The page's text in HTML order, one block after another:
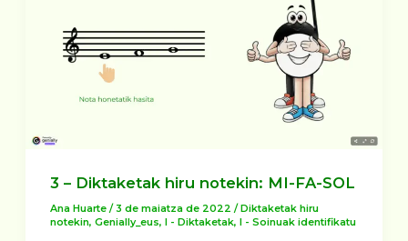
3 – Diktaketak hiru notekin: MI-FA-SOL
Ana Huarte/ 3 de maiatza de 2022/Diktaketak hiru
notekin,Genially_eus,I - Diktaketak,I - Soinuak identifikatu